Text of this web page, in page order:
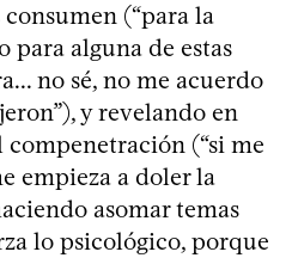
(“para la
para alguna de estas
no sé, no me acuerdo
y revelando en
compenetración (“si me
empieza a doler la
asomar temas
lo psicológico, porque